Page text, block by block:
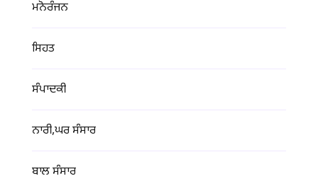
ਮਨੋਰੰਜਨ
ਸਿਹਤ
ਸੰਪਾਦਕੀ
ਨਾਰੀ,ਘਰ ਸੰਸਾਰ
ਬਾਲ ਸੰਸਾਰ